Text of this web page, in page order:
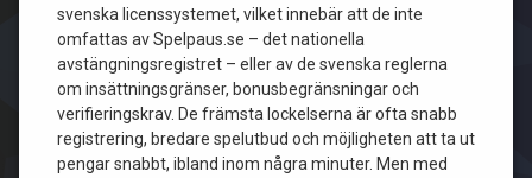
svenska licenssystemet, vilket innebär att de inte
omfattas av Spelpaus.se – det nationella
avstängningsregistret – eller av de svenska reglerna
om insättningsgränser, bonusbegränsningar och
verifieringskrav. De främsta lockelserna är ofta snabb
registrering, bredare spelutbud och möjligheten att ta ut
pengar snabbt, ibland inom några minuter. Men med